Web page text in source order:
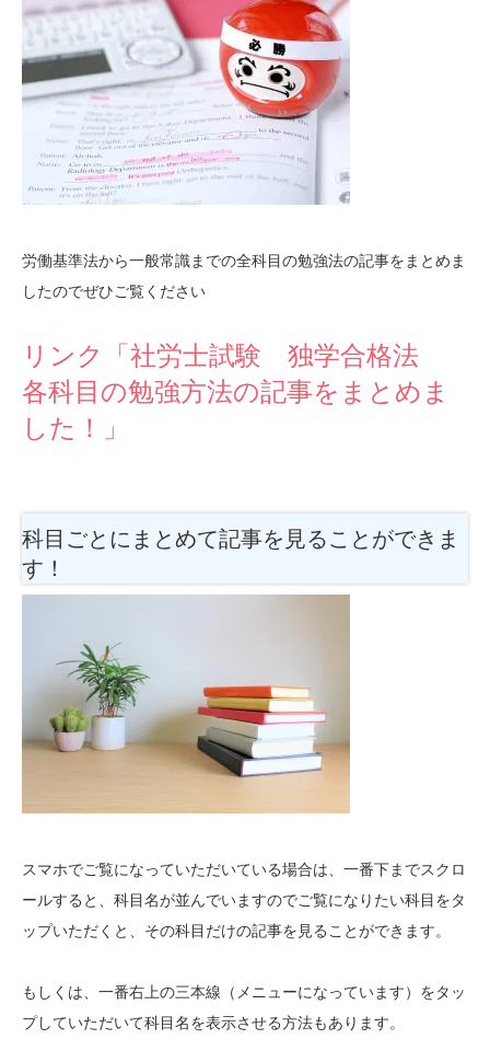
労働基準法から一般常識までの全科目の勉強法の記事をまとめま
したのでぜひご覧ください
リンク「社労士試験 独学合格法
各科目の勉強方法の記事をまとめま
した！」
科目ごとにまとめて記事を見ることができま
す！
スマホでご覧になっていただいている場合は、一番下までスクロ
ールすると、科目名が並んでいますのでご覧になりたい科目をタ
ップいただくと、その科目だけの記事を見ることができます。
もしくは、一番右上の三本線（メニューになっています）をタッ
プしていただいて科目名を表示させる方法もあります。